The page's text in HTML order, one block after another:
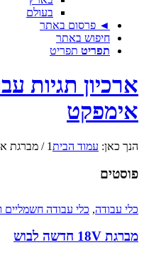
בעולם
◄ פרסום באתר
חיפוש באתר
תפריט תפריט
ארכיון תגיות
אימפקט
הנך כאן: עמוד הבית1
/ מברגת
פוסטים
כלי עבודה, כלי עבודה חשמליים
מברגת 18V חדשה לבוש